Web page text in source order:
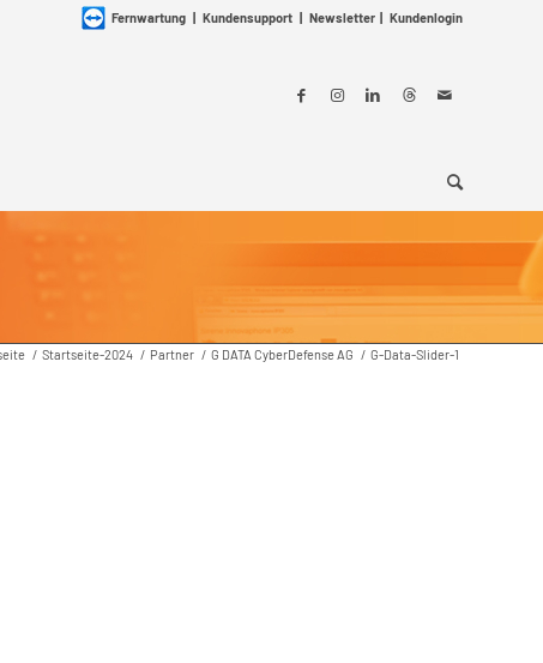
Fernwartung | Kundensupport | Newsletter | Kundenlogin
/ Startseite-2024 / Partner / G DATA CyberDefense AG / G-Data-Slider-1